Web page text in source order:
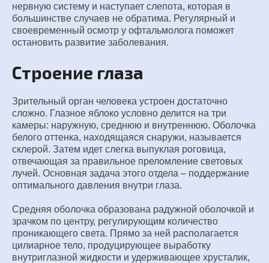
нервную систему и наступает слепота, которая в
большинстве случаев не обратима. Регулярный и
своевременный осмотр у офтальмолога поможет
остановить развитие заболевания.
Строение глаза
Зрительный орган человека устроен достаточно
сложно. Глазное яблоко условно делится на три
камеры: наружную, среднюю и внутреннюю. Оболочка
белого оттенка, находящаяся снаружи, называется
склерой. Затем идет слегка выпуклая роговица,
отвечающая за правильное преломление световых
лучей. Основная задача этого отдела – поддержание
оптимального давления внутри глаза.
Средняя оболочка образована радужной оболочкой и
зрачком по центру, регулирующим количество
проникающего света. Прямо за ней располагается
цилиарное тело, продуцирующее выработку
внутриглазной жидкости и удерживающее хрусталик,